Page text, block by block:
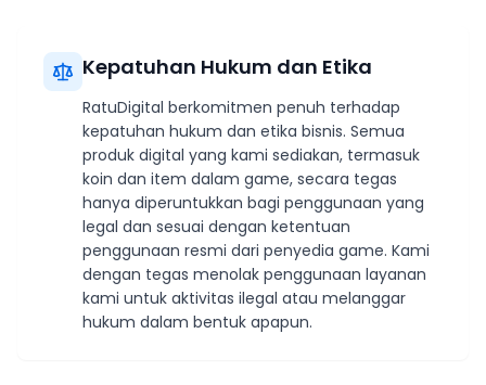
Kepatuhan Hukum dan Etika
RatuDigital berkomitmen penuh terhadap
kepatuhan hukum dan etika bisnis. Semua
produk digital yang kami sediakan, termasuk
koin dan item dalam game, secara tegas
hanya diperuntukkan bagi penggunaan yang
legal dan sesuai dengan ketentuan
penggunaan resmi dari penyedia game. Kami
dengan tegas menolak penggunaan layanan
kami untuk aktivitas ilegal atau melanggar
hukum dalam bentuk apapun.